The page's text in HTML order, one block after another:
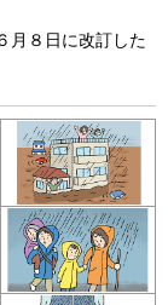
月８日に改訂した